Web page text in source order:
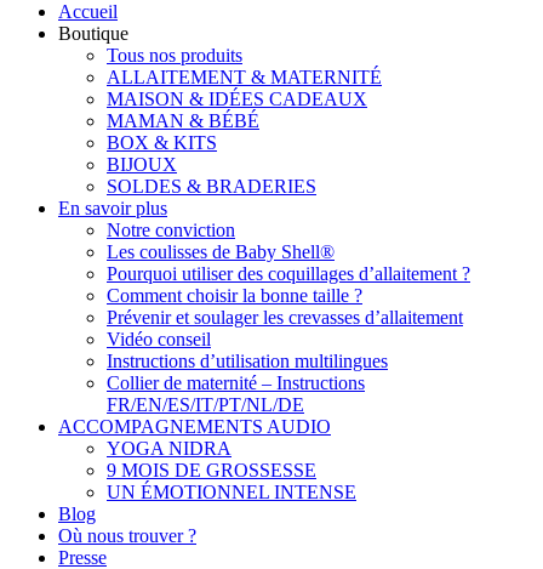
Accueil
Boutique
Tous nos produits
ALLAITEMENT & MATERNITÉ
MAISON & IDÉES CADEAUX
MAMAN & BÉBÉ
BOX & KITS
BIJOUX
SOLDES & BRADERIES
En savoir plus
Notre conviction
Les coulisses de Baby Shell®
Pourquoi utiliser des coquillages d’allaitement ?
Comment choisir la bonne taille ?
Prévenir et soulager les crevasses d’allaitement
Vidéo conseil
Instructions d’utilisation multilingues
Collier de maternité – Instructions
FR/EN/ES/IT/PT/NL/DE
ACCOMPAGNEMENTS AUDIO
YOGA NIDRA
9 MOIS DE GROSSESSE
UN ÉMOTIONNEL INTENSE
Blog
Où nous trouver ?
Presse